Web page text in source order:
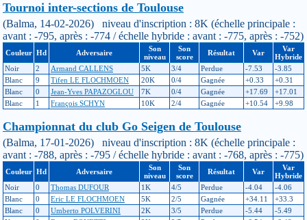
Tournoi inter-sections de Toulouse
(Balma, 14-02-2026) niveau d'inscription : 8K (échelle principale :
avant : -795, après : -774 / échelle hybride : avant : -775, après : -752)
Couleur Hd Adversaire
Son
niveau
Son
score
Résultat Var
Var
Hybride
Noir
2 Armand CALLENS 5K 3/4 Perdue -7.53
-3.85
Blanc
9 Tifen LE FLOCHMOEN 20K 0/4 Gagnée +0.33
+0.31
Blanc
0 Jean-Yves PAPAZOGLOU 7K 0/4 Gagnée +17.69
+17.01
Blanc
1 François SCHYN 10K 2/4 Gagnée +10.54 +9.98
Championnat du club Go Seigen de Toulouse
(Balma, 17-01-2026) niveau d'inscription : 8K (échelle principale :
avant : -788, après : -795 / échelle hybride : avant : -768, après : -775)
Couleur Hd Adversaire
Son
niveau
Son
score
Résultat Var
Var
Hybride
Noir
0 Thomas DUFOUR 1K 4/5 Perdue -4.04
-4.06
Blanc
0 Eric LE FLOCHMOEN 5K 2/5 Gagnée +34.11
+33.3
Blanc
0 Umberto POLVERINI 2K 3/5 Perdue -5.44
-5.49